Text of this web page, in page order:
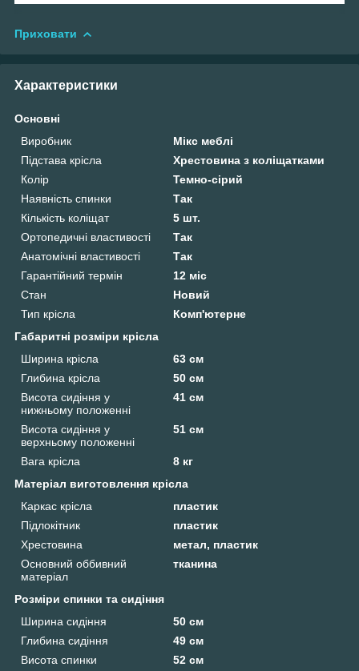
Приховати
Характеристики
Основні
Виробник
Мікс меблі
Підстава крісла
Хрестовина з коліщатками
Колір
Темно-сірий
Наявність спинки
Так
Кількість коліщат
5 шт.
Ортопедичні властивості
Так
Анатомічні властивості
Так
Гарантійний термін
12 міс
Стан
Новий
Тип крісла
Комп'ютерне
Габаритні розміри крісла
Ширина крісла
63 см
Глибина крісла
50 см
Висота сидіння у
нижньому положенні
41 см
Висота сидіння у
верхньому положенні
51 см
Вага крісла
8 кг
Матеріал виготовлення крісла
Каркас крісла
пластик
Підлокітник
пластик
Хрестовина
метал, пластик
Основний оббивний
матеріал
тканина
Розміри спинки та сидіння
Ширина сидіння
50 см
Глибина сидіння
49 см
Висота спинки
52 см